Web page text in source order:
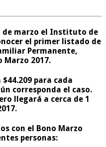
de marzo el Instituto de
el primer listado de
Permanente,
Marzo 2017.
$44.209 para cada
corresponda el caso.
llegará a cerca de 1
con el Bono Marzo
personas: